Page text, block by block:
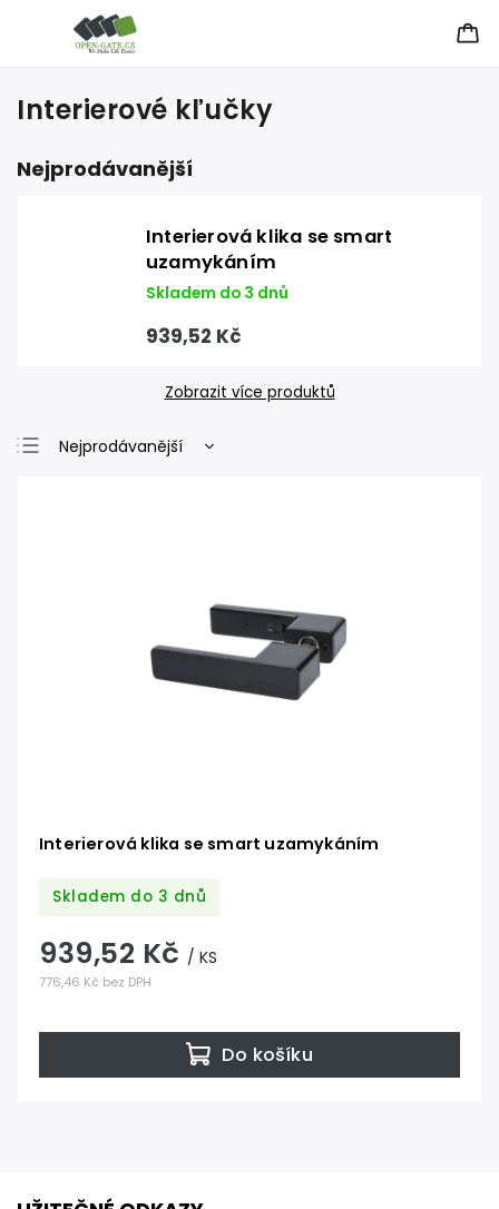
Interierové kľučky
Nejprodávanější
Interierová klika se smart
uzamykáním
Skladem do 3 dnů
939,52 Kč
Zobrazit více produktů
Nejprodávanější
Interierová klika se smart uzamykáním
Skladem do 3 dnů
776,46 Kč bez DPH
939,52 Kč / KS
Do košíku